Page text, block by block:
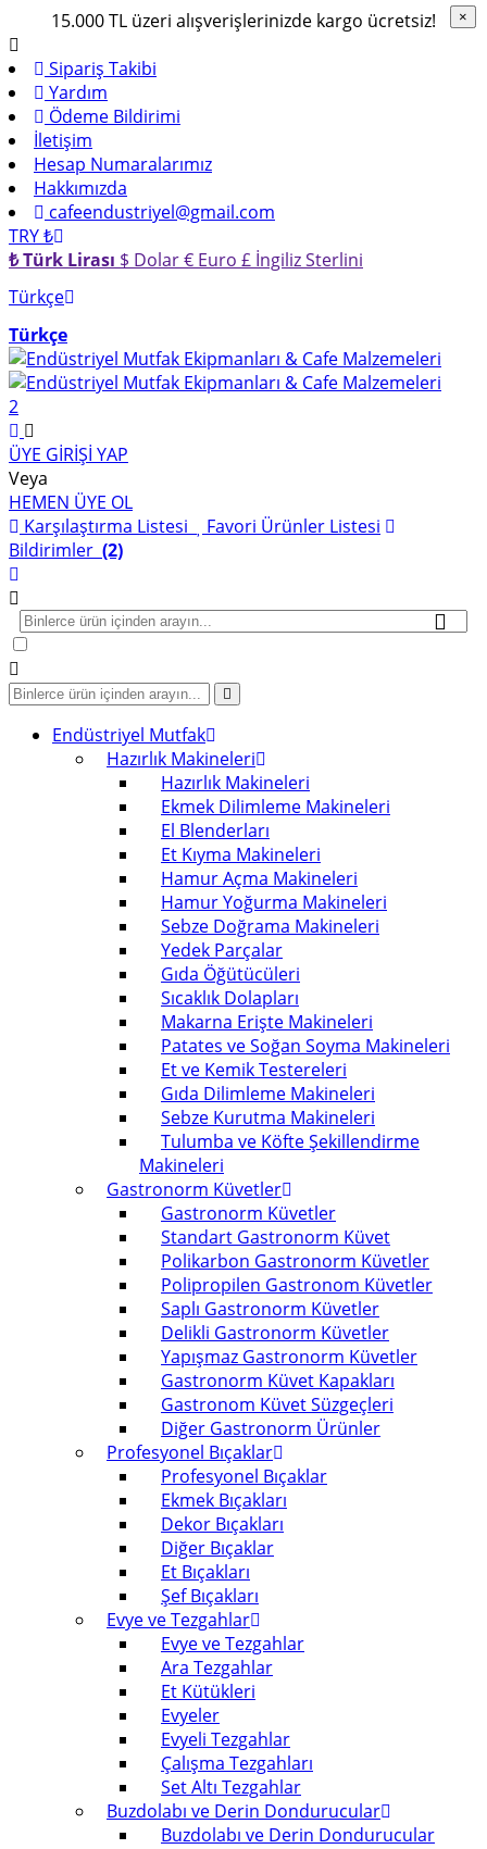
15.000 TL üzeri alışverişlerinizde kargo ücretsiz!
Sipariş Takibi
Yardım
Ödeme Bildirimi
İletişim
Hesap Numaralarımız
Hakkımızda
cafeendustriyel@gmail.com
TRY ₺
₺ Türk Lirası $ Dolar€ Euro £ İngiliz Sterlini
Türkçe
Türkçe
2
ÜYE GİRİŞİ YAP
Veya
HEMEN ÜYE OL
Karşılaştırma Listesi
Favori Ürünler Listesi
Bildirimler (2)
Endüstriyel Mutfak
Hazırlık Makineleri
Hazırlık Makineleri
Ekmek Dilimleme Makineleri
El Blenderları
Et Kıyma Makineleri
Hamur Açma Makineleri
Hamur Yoğurma Makineleri
Sebze Doğrama Makineleri
Yedek Parçalar
Gıda Öğütücüleri
Sıcaklık Dolapları
Makarna Erişte Makineleri
Patates ve Soğan Soyma Makineleri
Et ve Kemik Testereleri
Gıda Dilimleme Makineleri
Sebze Kurutma Makineleri
Tulumba ve Köfte Şekillendirme
Makineleri
Gastronorm Küvetler
Gastronorm Küvetler
Standart Gastronorm Küvet
Polikarbon Gastronorm Küvetler
Polipropilen Gastronom Küvetler
Saplı Gastronorm Küvetler
Delikli Gastronorm Küvetler
Yapışmaz Gastronorm Küvetler
Gastronorm Küvet Kapakları
Gastronom Küvet Süzgeçleri
Diğer Gastronorm Ürünler
Profesyonel Bıçaklar
Profesyonel Bıçaklar
Ekmek Bıçakları
Dekor Bıçakları
Diğer Bıçaklar
Et Bıçakları
Şef Bıçakları
Evye ve Tezgahlar
Evye ve Tezgahlar
Ara Tezgahlar
Et Kütükleri
Evyeler
Evyeli Tezgahlar
Çalışma Tezgahları
Set Altı Tezgahlar
Buzdolabı ve Derin Dondurucular
Buzdolabı ve Derin Dondurucular
×
×